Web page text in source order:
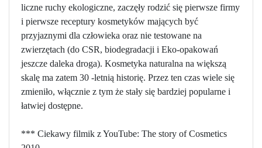
liczne ruchy ekologiczne, zaczęły rodzić się pierwsze firmy
i pierwsze receptury kosmetyków mających być
przyjaznymi dla człowieka oraz nie testowane na
zwierzętach (do CSR, biodegradacji i Eko-opakowań
jeszcze daleka droga). Kosmetyka naturalna na większą
skalę ma zatem 30 -letnią historię. Przez ten czas wiele się
zmieniło, włącznie z tym że stały się bardziej popularne i
łatwiej dostępne.
*** Ciekawy filmik z YouTube: The story of Cosmetics